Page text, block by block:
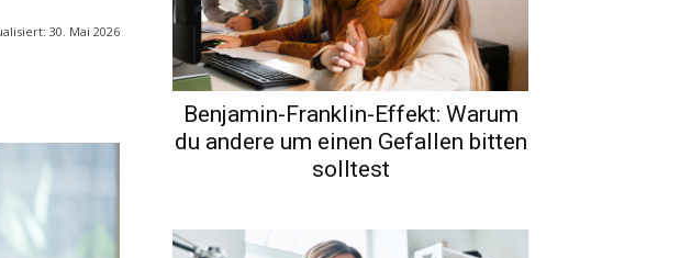
30. Mai 2026
Benjamin-Franklin-Effekt: Warum
du andere um einen Gefallen bitten
solltest